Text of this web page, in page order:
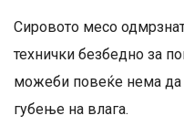
Сировото месо
технички безбедно за
можеби повеќе нема да
губење на влага.